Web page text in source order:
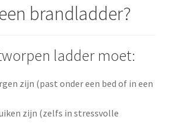
brandladder?
ladder moet:
zijn (past onder een bed of in een
zijn (zelfs in stressvolle